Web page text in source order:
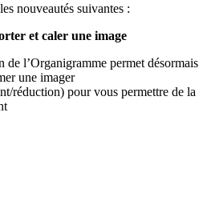
nouveautés suivantes :
et caler une image
l’Organigramme permet désormais
une imager
réduction) pour vous permettre de la